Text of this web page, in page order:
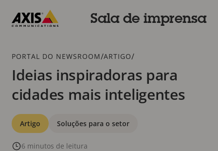
para
conteúdo
Sala de imprensa
Breadcrumb
PORTAL DO NEWSROOM/ARTIGO/
Ideias inspiradoras para
cidades mais inteligentes
Categorias
Artigo Soluções para o setor
6 minutos de leitura